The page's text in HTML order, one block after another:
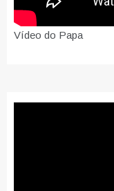
Vídeo do Papa